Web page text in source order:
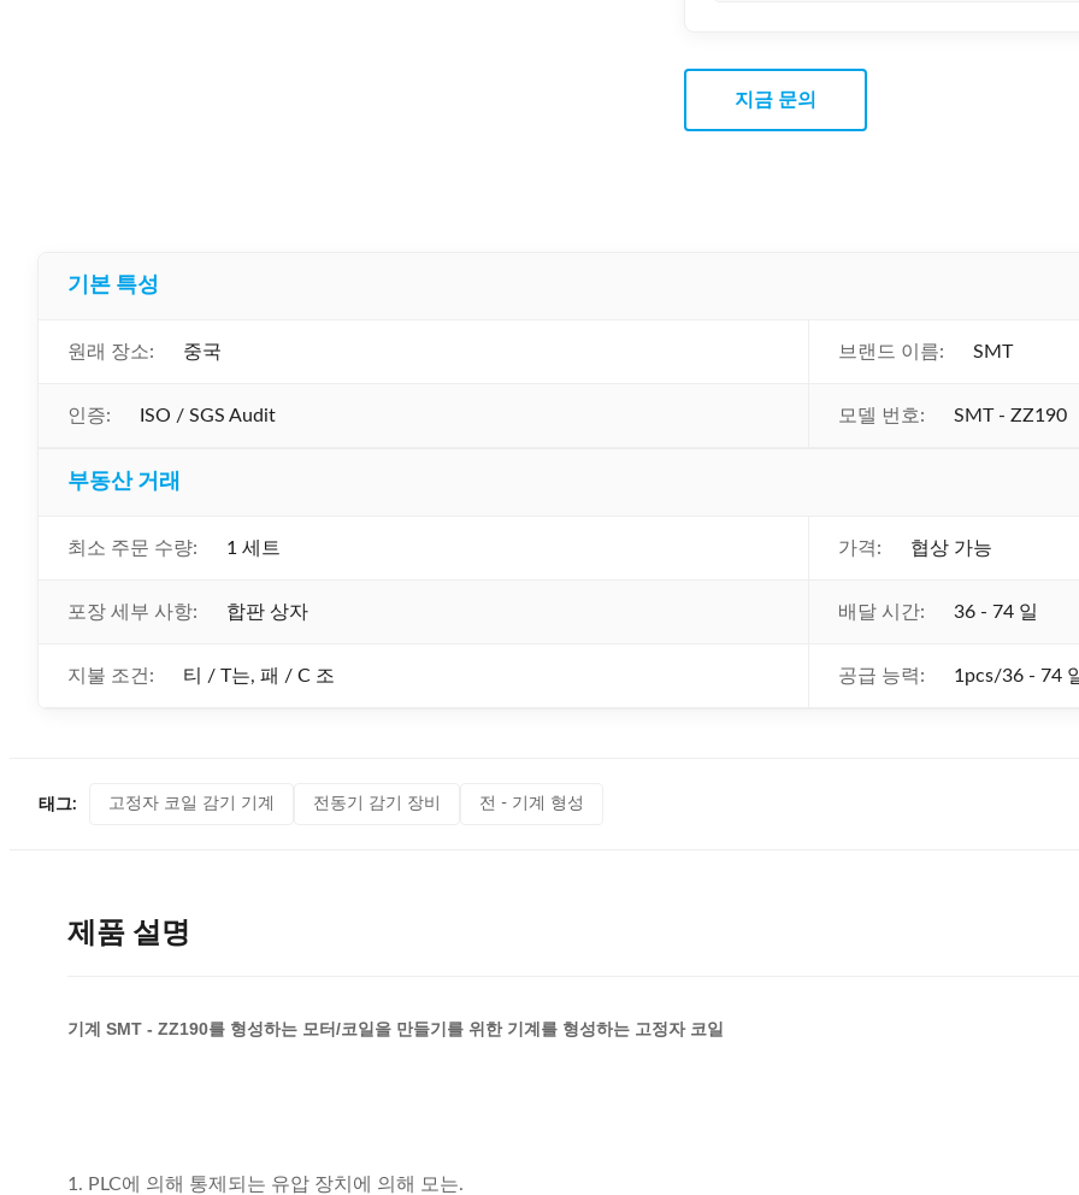
지금 문의
기본 특성
원래 장소: 중국 브랜드 이름: SMT
인증: ISO / SGS Audit 모델 번호: SMT - ZZ190
부동산 거래
최소 주문 수량: 1 세트 가격: 협상 가능
포장 세부 사항: 합판 상자 배달 시간: 36 - 74 일
지불 조건: 티 / T는, 패 / C 조 공급 능력: 1pcs/36 - 74
태그: 고정자 코일 감기 기계 전동기 감기 장비 전 - 기계 형성
제품 설명
기계 SMT - ZZ190를 형성하는 모터/코일을 만들기를 위한 기계를 형성하는 고정자 코일
1. PLC에 의해 통제되는 유압 장치에 의해 모는.